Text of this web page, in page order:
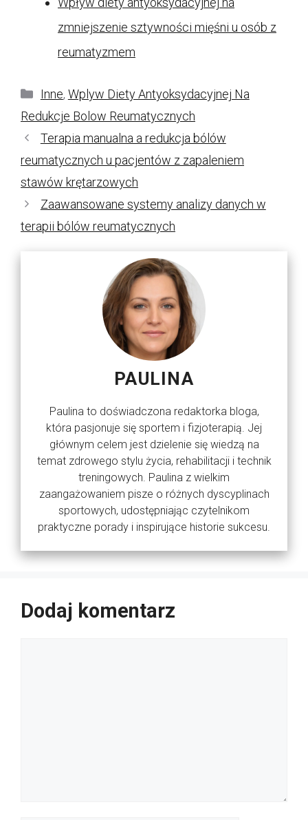
zmniejszenie sztywności mięśni u osób z
reumatyzmem
Kategorie
Inne, Wplyw Diety Antyoksydacyjnej Na
Redukcje Bolow Reumatycznych
Terapia manualna a redukcja bólów
reumatycznych u pacjentów z zapaleniem
stawów krętarzowych
Zaawansowane systemy analizy danych w
terapii bólów reumatycznych
PAULINA
Paulina to doświadczona redaktorka bloga,
która pasjonuje się sportem i fizjoterapią. Jej
głównym celem jest dzielenie się wiedzą na
temat zdrowego stylu życia, rehabilitacji i technik
treningowych. Paulina z wielkim
zaangażowaniem pisze o różnych dyscyplinach
sportowych, udostępniając czytelnikom
praktyczne porady i inspirujące historie sukcesu.
Dodaj komentarz